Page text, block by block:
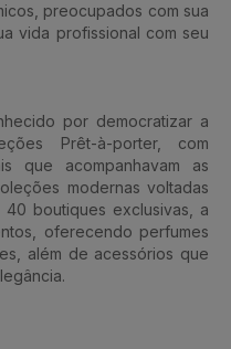
preocupados com sua
vida profissional com seu
por democratizar a
Prêt-à-porter, com
que acompanhavam as
modernas voltadas
boutiques exclusivas, a
oferecendo perfumes
além de acessórios que